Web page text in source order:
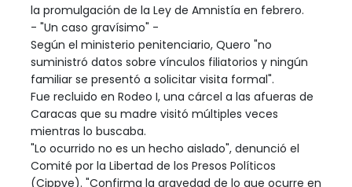
la promulgación de la Ley de Amnistía en febrero.
- "Un caso gravísimo" -
Según el ministerio penitenciario, Quero "no
suministró datos sobre vínculos filiatorios y ningún
familiar se presentó a solicitar visita formal".
Fue recluido en Rodeo I, una cárcel a las afueras de
Caracas que su madre visitó múltiples veces
mientras lo buscaba.
"Lo ocurrido no es un hecho aislado", denunció el
Comité por la Libertad de los Presos Políticos
(Cippve). "Confirma la gravedad de lo que ocurre en